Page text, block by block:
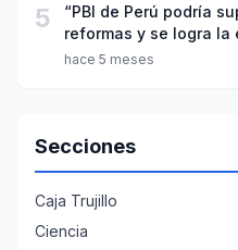
5
“PBI de Perú podría
reformas y se logra la
hace 5 meses
Secciones
Caja Trujillo
Ciencia